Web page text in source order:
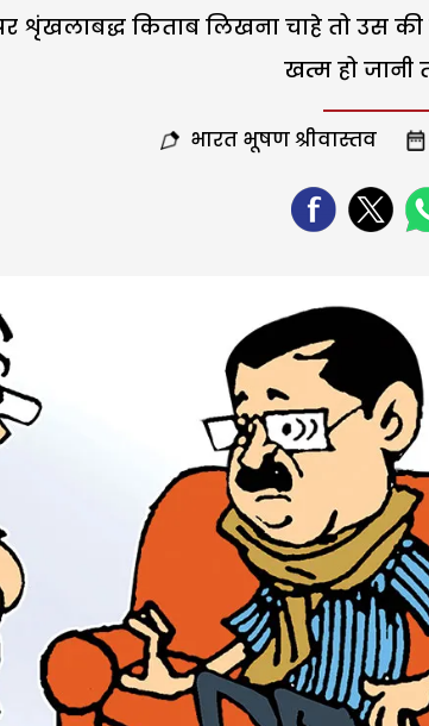
शृंखलाबद्ध किताब लिखना चाहे तो उस
खत्म हो जानी
भारत भूषण श्रीवास्तव